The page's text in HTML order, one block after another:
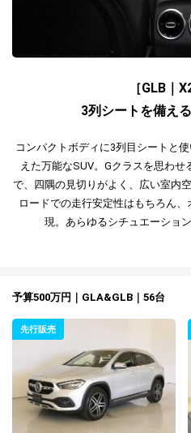
［GLB｜
3列シートを備え
コンパクトボディに3列目シートと
えた万能なSUV。Gクラスを思わ
で、四隅の見切りがよく、広い室内
ロードでの走行安定性はもちろん
現。あらゆるシチュエーショ
予算500万円｜GLA&GLB｜56台
先行販売